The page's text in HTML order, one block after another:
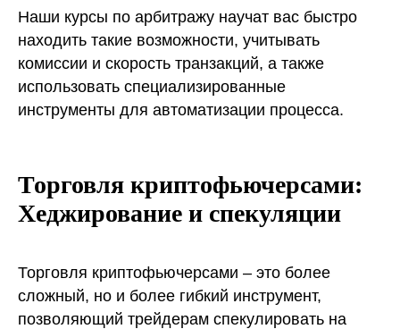
Наши курсы по арбитражу научат вас быстро
находить такие возможности, учитывать
комиссии и скорость транзакций, а также
использовать специализированные
инструменты для автоматизации процесса.
Торговля криптофьючерсами:
Хеджирование и спекуляции
Торговля криптофьючерсами – это более
сложный, но и более гибкий инструмент,
позволяющий трейдерам спекулировать на